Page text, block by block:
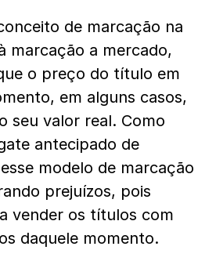
de marcação na
marcação a mercado,
o preço do título em
em alguns casos,
seu valor real. Como
antecipado de
modelo de marcação
prejuízos, pois
vender os títulos com
daquele momento.